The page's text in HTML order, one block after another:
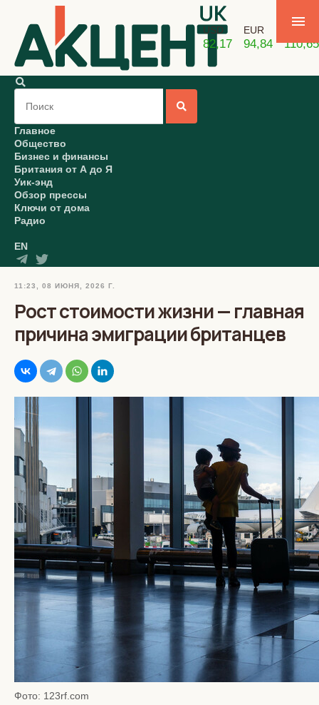
USD
82,17
EUR
94,84 110,65
Главное
Общество
Бизнес и финансы
Британия от А до Я
Уик-энд
Обзор прессы
Ключи от дома
Радио
EN
11:23, 08 ИЮНЯ, 2026 Г.
Рост стоимости жизни — главная
причина эмиграции британцев
Фото: 123rf.com